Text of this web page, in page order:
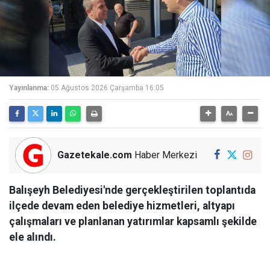
Yayınlanma: 05 Ağustos 2026 Çarşamba 16:05
Gazetekale.com Haber Merkezi
Balışeyh Belediyesi'nde gerçekleştirilen toplantıda
ilçede devam eden belediye hizmetleri, altyapı
çalışmaları ve planlanan yatırımlar kapsamlı şekilde
ele alındı.